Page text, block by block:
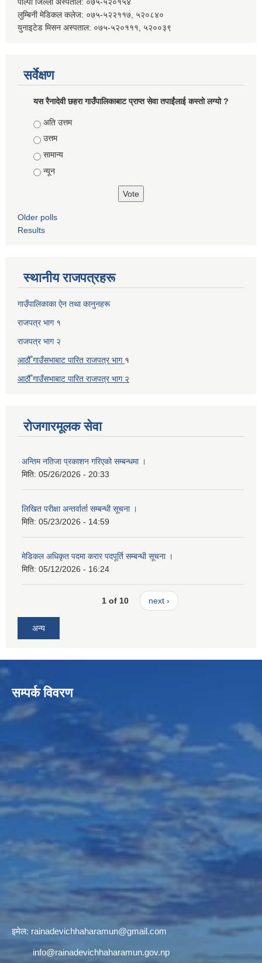
लुम्बिनी मेडिकल कलेज: ०७५-५२२११७, ५२०८४०
युनाइटेड मिसन अस्पताल: ०७५-५२०१११, ५२००३९
सर्वेक्षण
यस रैनादेवी छहरा गाउँपालिकाबाट प्राप्त सेवा तपाईंलाई कस्तो लग्यो ?
Choices
अति उत्तम
उत्तम
सामान्य
न्यून
Older polls
Results
स्थानीय राजपत्रहरू
गाउँपालिकाका ऐन तथा कानुनहरू
राजपत्र भाग १
राजपत्र भाग २
आठौँ गाउँसभाबाट पारित राजपत्र भाग १
आठौँ गाउँसभाबाट पारित राजपत्र भाग २
रोजगारमूलक सेवा
अन्तिम नतिजा प्रकाशन गरिएको सम्बन्धमा ।
मिति: 05/26/2026 - 20:33
लिखित परीक्षा अन्तर्वार्ता सम्बन्धी सूचना ।
मिति: 05/23/2026 - 14:59
मेडिकल अधिकृत पदमा करार पदपूर्ति सम्बन्धी सूचना ।
मिति: 05/12/2026 - 16:24
1 of 10 next ›
अन्य
सम्पर्क विवरण
इमेल: rainadevichhaharamun@gmail.com
info@rainadevichhaharamun.gov.np